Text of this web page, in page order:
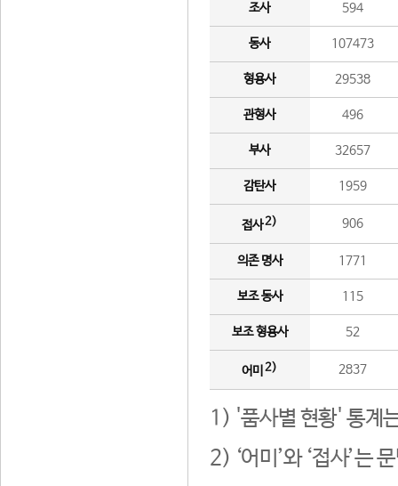
조사 594
동사 107473
형용사 29538
관형사 496
부사 32657
감탄사 1959
접사2) 906
의존 명사 1771
보조 동사 115
보조 형용사 52
어미 2) 2837
1) '품사별 현황' 통계
2) ‘어미’와 ‘접사’는